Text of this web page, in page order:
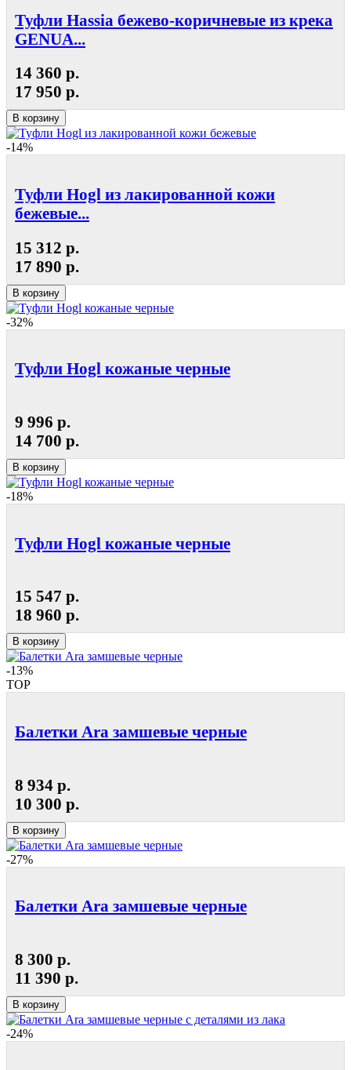
Туфли Hassia бежево-коричневые из крека
GENUA...
14 360 р.
17 950 р.
В корзину
-14%
Туфли Hogl из лакированной кожи
бежевые...
15 312 р.
17 890 р.
В корзину
-32%
Туфли Hogl кожаные черные
9 996 р.
14 700 р.
В корзину
-18%
Туфли Hogl кожаные черные
15 547 р.
18 960 р.
В корзину
-13%
TOP
Балетки Ara замшевые черные
8 934 р.
10 300 р.
В корзину
-27%
Балетки Ara замшевые черные
8 300 р.
11 390 р.
В корзину
-24%